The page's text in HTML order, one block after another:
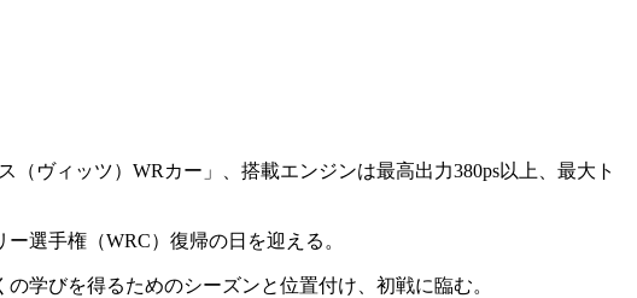
ヴィッツ）WRカー」、搭載エンジンは最高出力380ps以上、最大ト
選手権（WRC）復帰の日を迎える。
学びを得るためのシーズンと位置付け、初戦に臨む。